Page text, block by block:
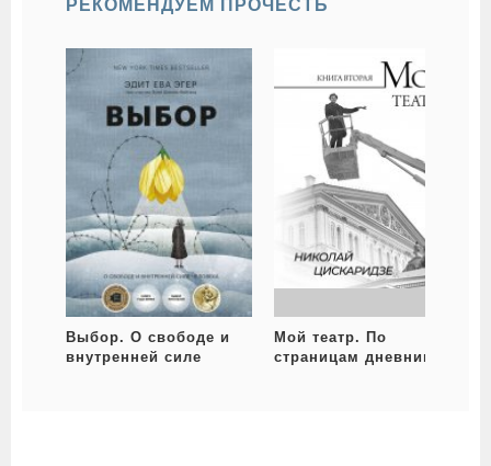
РЕКОМЕНДУЕМ ПРОЧЕСТЬ
Выбор. О свободе и
внутренней силе
Мой театр. По
страницам дневника.